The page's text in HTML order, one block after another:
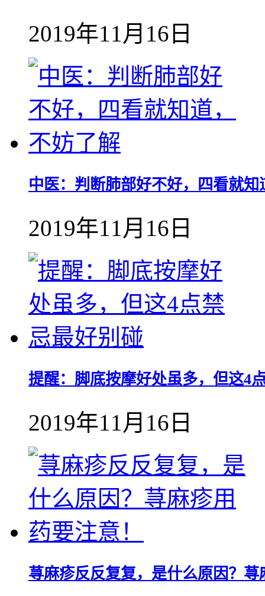
2019年11月16日
中医：判断肺部好不好，四看就知
2019年11月16日
提醒：脚底按摩好处虽多，但这4
2019年11月16日
荨麻疹反反复复，是什么原因？